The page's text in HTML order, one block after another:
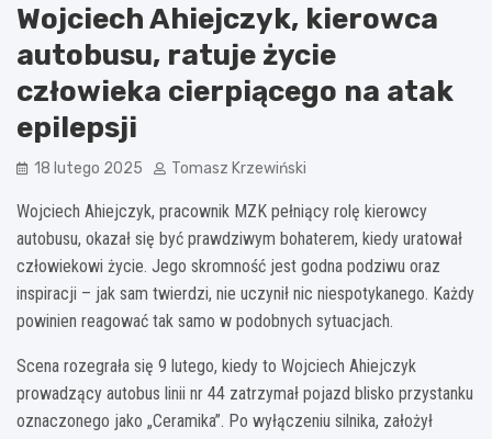
Wojciech Ahiejczyk, kierowca
autobusu, ratuje życie
człowieka cierpiącego na atak
epilepsji
18 lutego 2025 Tomasz Krzewiński
Wojciech Ahiejczyk, pracownik MZK pełniący rolę kierowcy
autobusu, okazał się być prawdziwym bohaterem, kiedy uratował
człowiekowi życie. Jego skromność jest godna podziwu oraz
inspiracji – jak sam twierdzi, nie uczynił nic niespotykanego. Każdy
powinien reagować tak samo w podobnych sytuacjach.
Scena rozegrała się 9 lutego, kiedy to Wojciech Ahiejczyk
prowadzący autobus linii nr 44 zatrzymał pojazd blisko przystanku
oznaczonego jako „Ceramika”. Po wyłączeniu silnika, założył